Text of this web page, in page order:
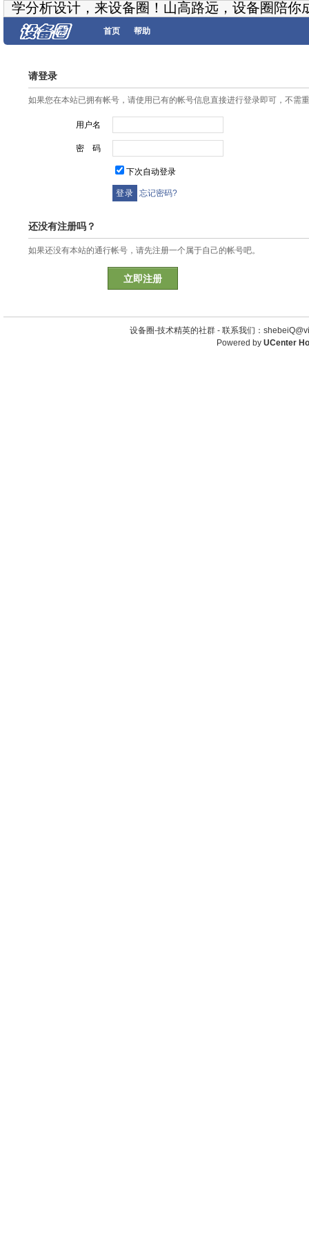
学分析设计，来设备圈！山高路远，设备圈陪你
首页 帮助
请登录
如果您在本站已拥有帐号，请使用已有的帐号信息直接进行登录即可，不需
用户名
密 码
下次自动登录
忘记密码?
还没有注册吗？
如果还没有本站的通行帐号，请先注册一个属于自己的帐号吧。
立即注册
设备圈-技术精英的社群 - 联系我们：
Powered by UCenter